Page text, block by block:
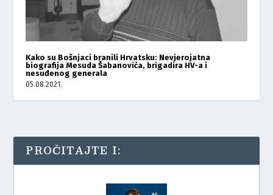
Kako su Bošnjaci branili Hrvatsku: Nevjerojatna
biografija Mesuda Šabanovića, brigadira HV-a i
nesuđenog generala
05.08.2021.
PROČITAJTE I: